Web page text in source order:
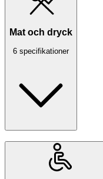
Mat och dryck
6 specifikationer